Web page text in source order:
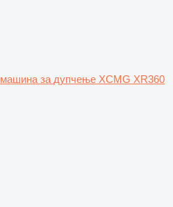
машина за дупчење XCMG XR360